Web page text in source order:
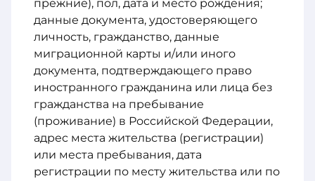
прежние), пол, дата и место рождения;
данные документа, удостоверяющего
личность, гражданство, данные
миграционной карты и/или иного
документа, подтверждающего право
иностранного гражданина или лица без
гражданства на пребывание
(проживание) в Российской Федерации,
адрес места жительства (регистрации)
или места пребывания, дата
регистрации по месту жительства или по